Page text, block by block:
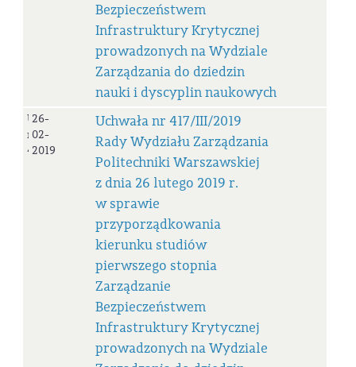
Bezpieczeństwem
Infrastruktury Krytycznej
prowadzonych na Wydziale
Zarządzania do dziedzin
nauki i dyscyplin naukowych
Uchwała
nr
417/III/2019
26-
02-
2019
Uchwała nr 417/III/2019
Rady Wydziału Zarządzania
Politechniki Warszawskiej
z dnia 26 lutego 2019 r.
w sprawie
przyporządkowania
kierunku studiów
pierwszego stopnia
Zarządzanie
Bezpieczeństwem
Infrastruktury Krytycznej
prowadzonych na Wydziale